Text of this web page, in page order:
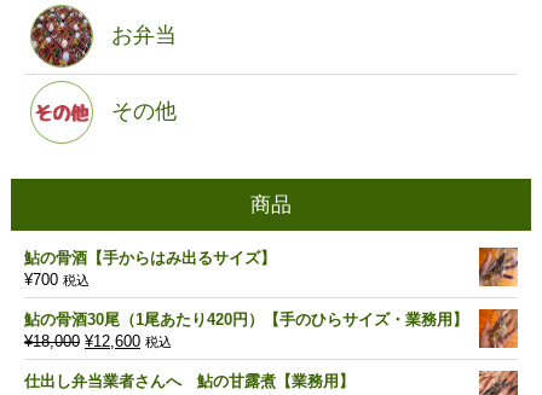
お弁当
その他
商品
鮎の骨酒【手からはみ出るサイズ】
¥700 税込
鮎の骨酒30尾（1尾あたり420円）【手のひらサイズ・業務用】
¥18,000 元
の
価
¥12,600現
在
の
税込
仕出し弁当業者さんへ 鮎の甘露煮【業務用】